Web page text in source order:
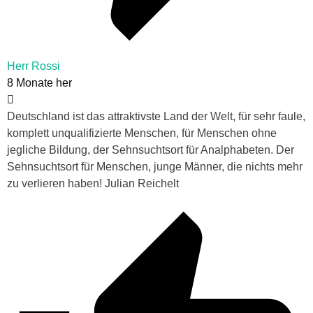
Herr Rossi
8 Monate her
Deutschland ist das attraktivste Land der Welt, für sehr faule,
komplett unqualifizierte Menschen, für Menschen ohne
jegliche Bildung, der Sehnsuchtsort für Analphabeten. Der
Sehnsuchtsort für Menschen, junge Männer, die nichts mehr
zu verlieren haben! Julian Reichelt